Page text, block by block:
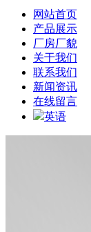
网站首页
产品展示
厂房厂貌
关于我们
联系我们
新闻资讯
在线留言
英语